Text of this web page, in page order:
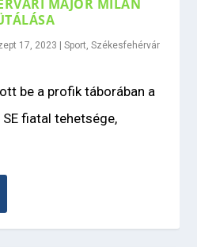
MAJOR MILÁN
17, 2023 |Sport ,Székesfehérvár
be a profik táborában a
fiatal tehetsége,